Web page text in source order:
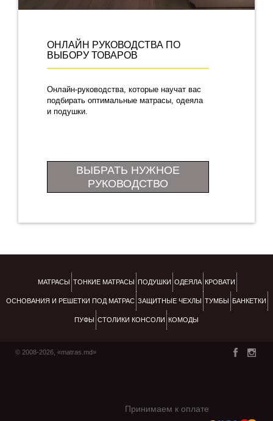
ОНЛАЙН РУКОВОДСТВА ПО
ВЫБОРУ ТОВАРОВ
Онлайн-руководства, которые научат вас
подбирать оптимальные матрасы, одеяла
и подушки.
ВЫБРАТЬ НУЖНОЕ
РУКОВОДСТВО
МАТРАСЫ ТОНКИЕ МАТРАСЫ ПОДУШКИ ОДЕЯЛА КРОВАТИ
ОСНОВАНИЯ И РЕШЕТКИ ПОД МАТРАС ЗАЩИТНЫЕ ЧЕХЛЫ ТУМБЫ БАНКЕТКИ
ПУФЫ СТОЛИКИ КОНСОЛИ КОМОДЫ
© 2008-2026, «matras.md»
Принимаем к оплате